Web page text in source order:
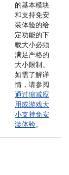
的基本模块
和支持免安
装体验的给
定功能的下
载大小必须
满足严格的
大小限制。
如需了解详
情，请参阅
通过缩减应
用或游戏大
小支持免安
装体验。